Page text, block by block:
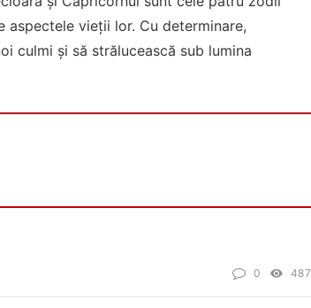
vieții lor. Cu determinare,
culmi și să strălucească sub lumina
0 487